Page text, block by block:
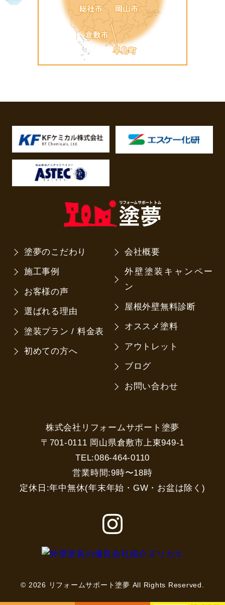
塗夢のこだわり
施工事例
お客様の声
選ばれる理由
塗装プラン / 料金表
初めての方へ
会社概要
外壁塗装キャンペー
ン
屋根外壁無料診断
オススメ塗料
アウトレット
ブログ
お問い合わせ
株式会社リフォームサポート塗夢
〒701-0111 岡山県倉敷市上東949-1
TEL:086-464-0110
営業時間:9時〜18時
定休日:年中無休(年末年始・GW・お盆は除く)
© 2026 リフォームサポート塗夢 All Rights Reserved.